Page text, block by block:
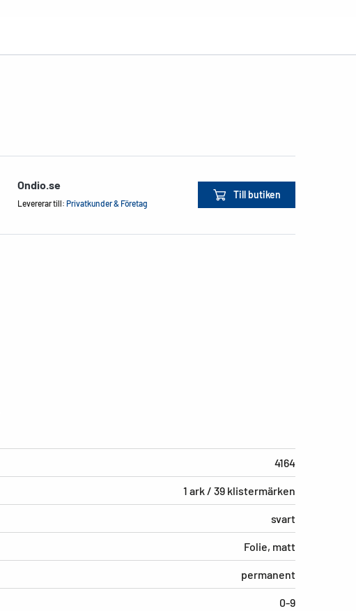
Ondio.se
Levererar till: Privatkunder & Företag
Till butiken
4164
1 ark / 39 klistermärken
svart
Folie, matt
permanent
0-9